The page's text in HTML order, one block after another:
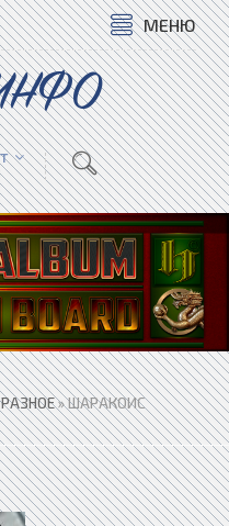
МЕНЮ
РАЗНОЕ» ШАРАКОИС